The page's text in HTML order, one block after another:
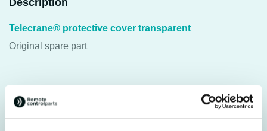
Description
Telecrane® protective cover transparent
Original spare part
Specifications